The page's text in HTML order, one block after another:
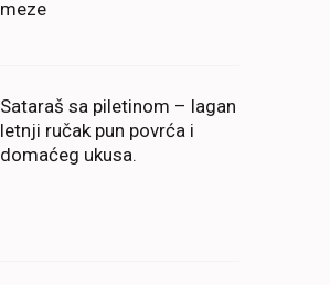
meze
Sataraš sa piletinom – lagan
letnji ručak pun povrća i
domaćeg ukusa.